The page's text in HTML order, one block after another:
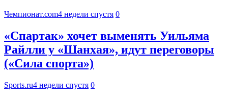
Чемпионат.com4 недели спустя 0
«Спартак» хочет выменять Уильяма
Райлли у «Шанхая», идут переговоры
(«Сила спорта»)
Sports.ru4 недели спустя 0